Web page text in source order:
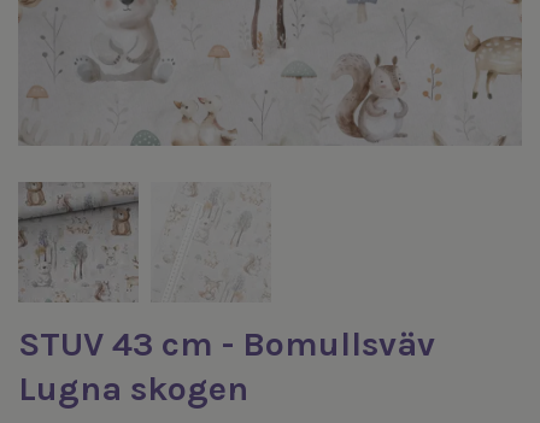
STUV 43 cm - Bomullsväv
Lugna skogen